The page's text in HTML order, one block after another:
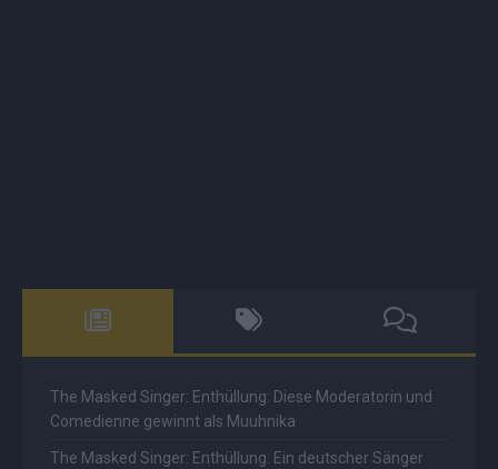
The Masked Singer: Enthüllung: Diese Moderatorin und
Comedienne gewinnt als Muuhnika
The Masked Singer: Enthüllung: Ein deutscher Sänger